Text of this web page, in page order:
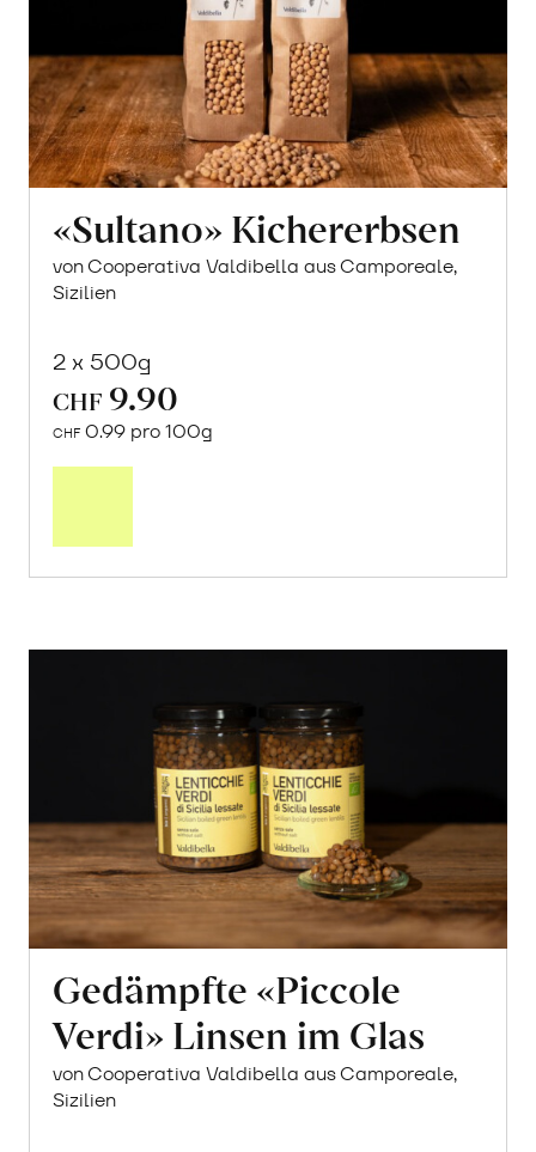
«Sultano» Kichererbsen
von Cooperativa Valdibella aus Camporeale,
Sizilien
2 x 500g
CHF 9.90
CHF 0.99 pro 100g
Gedämpfte «Piccole
Verdi» Linsen im Glas
von Cooperativa Valdibella aus Camporeale,
Sizilien